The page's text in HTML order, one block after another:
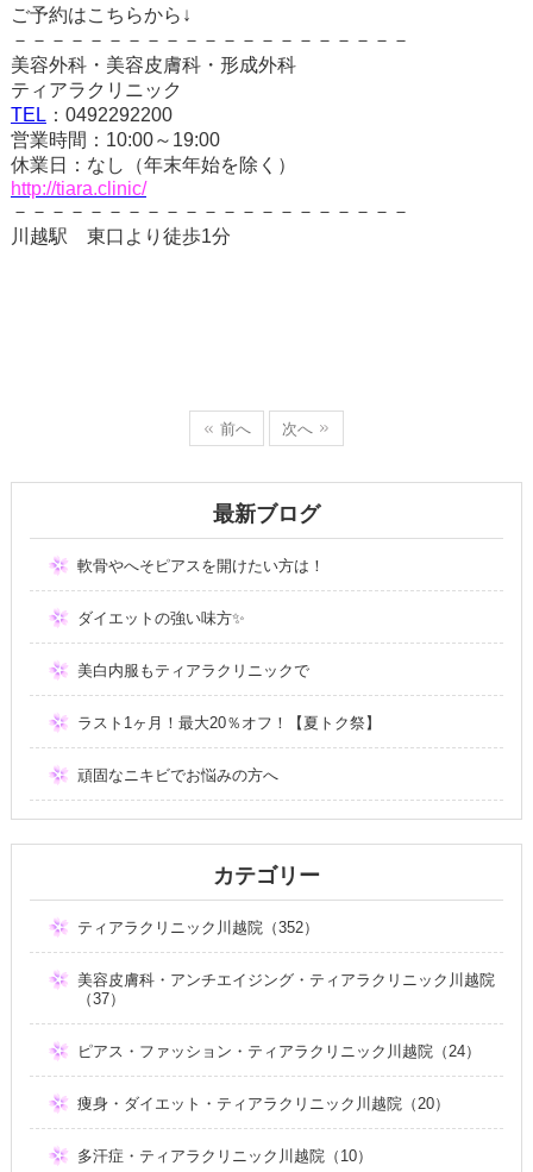
ご予約はこちらから↓
－－－－－－－－－－－－－－－－－－－－－
美容外科・美容皮膚科・形成外科
ティアラクリニック
TEL ： 0492292200
営業時間： 10:00～ 19:00
休業日：なし（年末年始を除く）
http://tiara.clinic/
－－－－－－－－－－－－－－－－－－－－－
川越駅 東口より徒歩1分
前へ 次へ
最新ブログ
軟骨やへそピアスを開けたい方は！
ダイエットの強い味方✨
美白内服もティアラクリニックで
ラスト1ヶ月！最大20％オフ！【夏トク祭】
頑固なニキビでお悩みの方へ
カテゴリー
ティアラクリニック川越院（352）
美容皮膚科・アンチエイジング・ティアラクリニック川越院
（37）
ピアス・ファッション・ティアラクリニック川越院（24）
痩身・ダイエット・ティアラクリニック川越院（20）
多汗症・ティアラクリニック川越院（10）